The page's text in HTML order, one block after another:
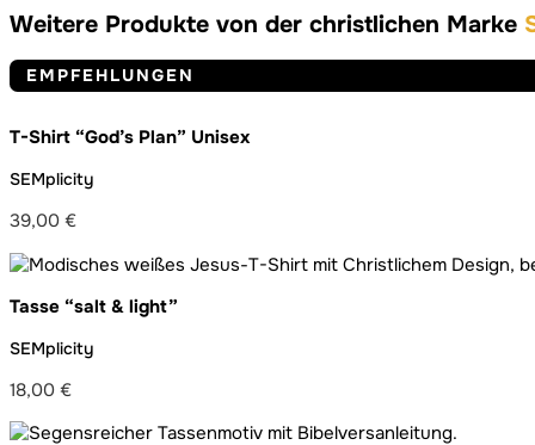
Weitere Produkte von der christlichen Marke
EMPFEHLUNGEN
T-Shirt “God’s Plan” Unisex
SEMplicity
39,00 €
Tasse “salt & light”
SEMplicity
18,00 €